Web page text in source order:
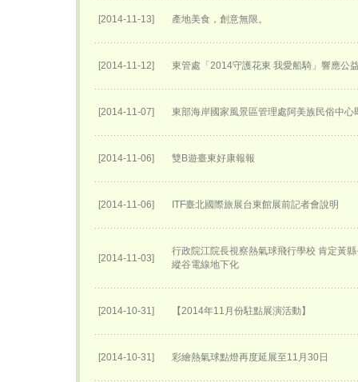
[2014-11-13] 產地美食，創意無限。
[2014-11-12] 東管處「2014守護花東 我愛船騎」響應公
[2014-11-07] 東部海岸國家風景區管理處阿美族民俗中
[2014-11-06] 雙B遊臺東好康報報
[2014-11-06] ITF臺北國際旅展台東館展前記者會說明
[2014-11-03]
行政院江院長視察熱氣球飛行學校 肯定黃
縱谷電線地下化
[2014-10-31] 【2014年11月份駐點展演活動】
[2014-10-31] 彩繪熱氣球點燈再度延展至11月30日